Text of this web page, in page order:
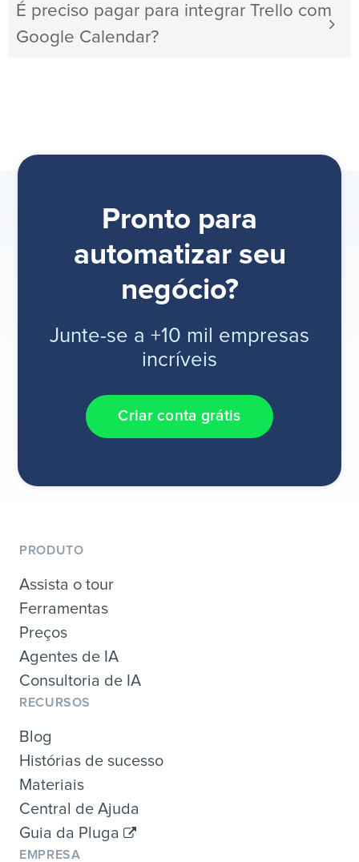
É preciso pagar para integrar Trello com
Google Calendar?
Pronto para
automatizar seu
negócio?
Junte-se a +10 mil empresas
incríveis
Criar conta grátis
PRODUTO
Assista o tour
Ferramentas
Preços
Agentes de IA
Consultoria de IA
RECURSOS
Blog
Histórias de sucesso
Materiais
Central de Ajuda
Guia da Pluga
EMPRESA